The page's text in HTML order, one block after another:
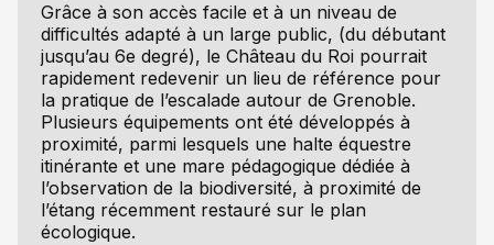
Grâce à son accès facile et à un niveau de
difficultés adapté à un large public, (du débutant
jusqu’au 6e degré), le Château du Roi pourrait
rapidement redevenir un lieu de référence pour
la pratique de l’escalade autour de Grenoble.
Plusieurs équipements ont été développés à
proximité, parmi lesquels une halte équestre
itinérante et une mare pédagogique dédiée à
l’observation de la biodiversité, à proximité de
l’étang récemment restauré sur le plan
écologique.